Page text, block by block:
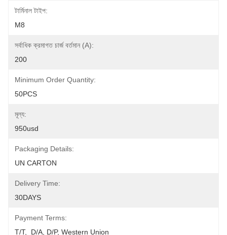
টার্মিনাল টাইপ:
M8
সর্বাধিক ক্রমাগত চার্জ বর্তমান (A):
200
Minimum Order Quantity:
50PCS
মূল্য:
950usd
Packaging Details:
UN CARTON
Delivery Time:
30DAYS
Payment Terms:
T/T,  D/A, D/P, Western Union